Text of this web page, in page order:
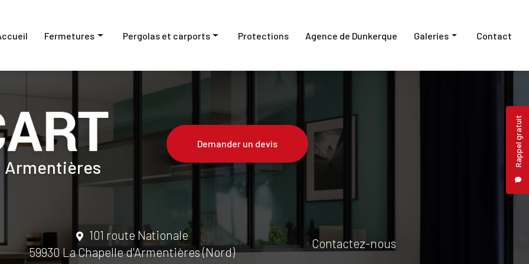
Rappel gratuit
Fermetures
Volets
Portes de garage
Portails
Pergolas et carports
Carports
Protections Agence de Dunkerque Galeries Contact
Armentières
Demander un devis
101 route Nationale
59930 La Chapelle d'Armentières (Nord)
Contactez-nous